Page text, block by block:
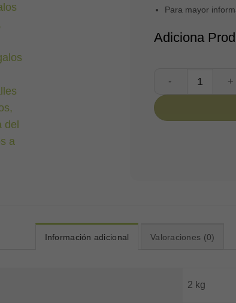
Para mayor
Adiciona
Información adicional Valoraciones (0)
2 kg